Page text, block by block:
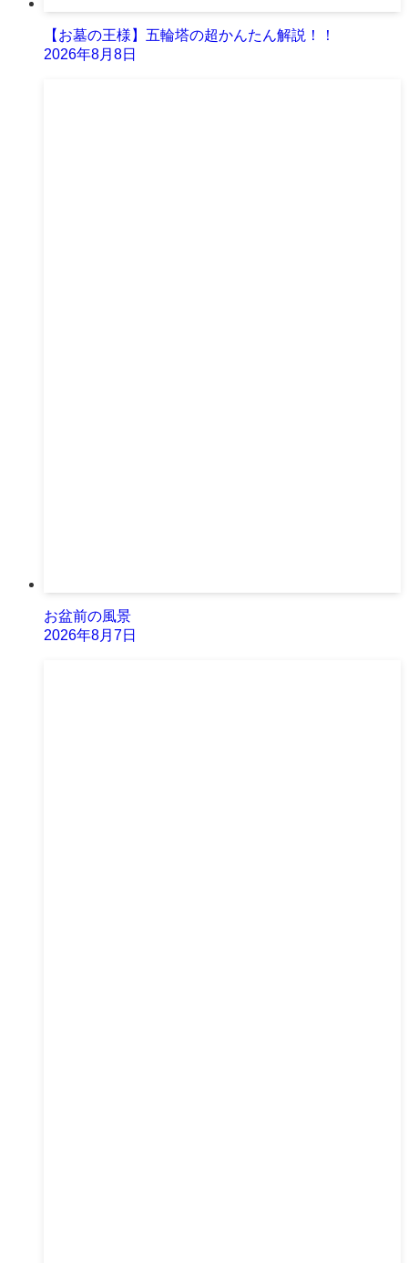
【お墓の王様】五輪塔の超かんたん解説！！
2026年8月8日
お盆前の風景
2026年8月7日